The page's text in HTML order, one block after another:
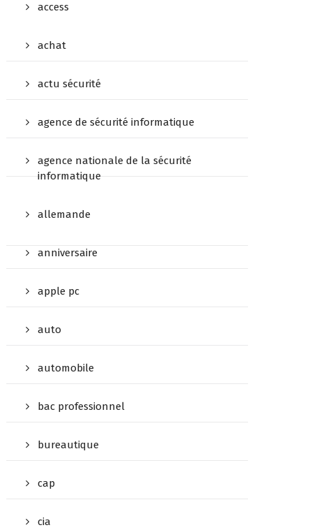
access
achat
actu sécurité
agence de sécurité informatique
agence nationale de la sécurité
informatique
allemande
anniversaire
apple pc
auto
automobile
bac professionnel
bureautique
cap
cia